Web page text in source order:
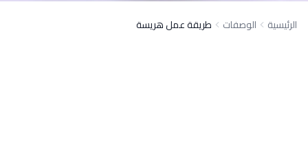
الرئيسية الوصفات طريقة عمل هريسة